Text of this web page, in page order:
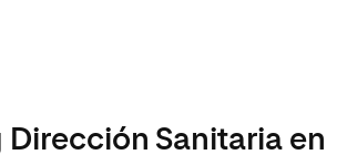
Sanitaria en